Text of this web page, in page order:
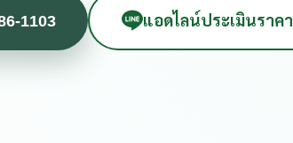
1103 แอดไลน์ประเมินราคา